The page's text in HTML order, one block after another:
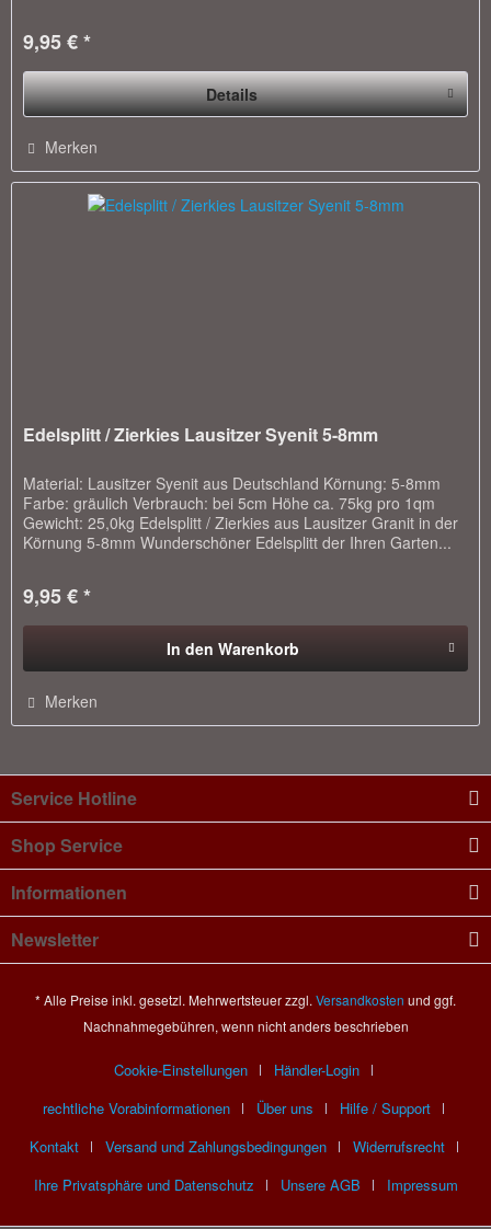
9,95 € *
Details
Merken
Edelsplitt / Zierkies Lausitzer Syenit 5-8mm
Material: Lausitzer Syenit aus Deutschland Körnung: 5-8mm
Farbe: gräulich Verbrauch: bei 5cm Höhe ca. 75kg pro 1qm
Gewicht: 25,0kg Edelsplitt / Zierkies aus Lausitzer Granit in der
Körnung 5-8mm Wunderschöner Edelsplitt der Ihren Garten...
9,95 € *
In den Warenkorb
Merken
Service Hotline
Shop Service
Informationen
Newsletter
* Alle Preise inkl. gesetzl. Mehrwertsteuer zzgl.Versandkosten und ggf.
Nachnahmegebühren, wenn nicht anders beschrieben
Cookie-Einstellungen
Händler-Login
rechtliche Vorabinformationen
Über uns
Hilfe / Support
Kontakt
Versand und Zahlungsbedingungen
Widerrufsrecht
Ihre Privatsphäre und Datenschutz
Unsere AGB Impressum